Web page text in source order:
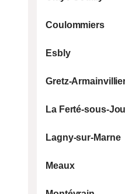
Coulommiers
Esbly
Gretz-
La Ferté-sous-
Lagny-sur-Marne
Meaux
ON
Inscrivez votre
dessous et on